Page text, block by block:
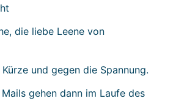
die liebe Leene von
und gegen die Spannung.
gehen dann im Laufe des